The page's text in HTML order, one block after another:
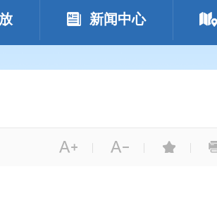
新闻中心
| | |